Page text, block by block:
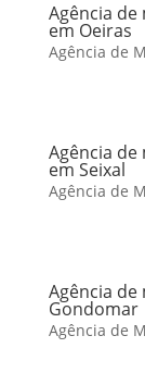
Agência
em Oeiras
Agência de
Agência
em Seixal
Agência de
Agência
Gondomar
Agência de